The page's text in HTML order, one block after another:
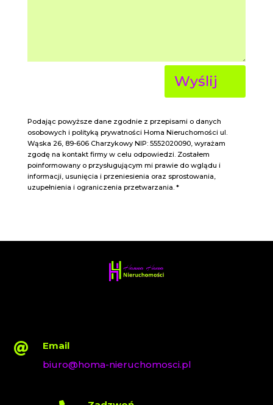
Wyślij
Podając powyższe dane zgodnie z przepisami o danych
osobowych i polityką prywatności Homa Nieruchomości ul.
Wąska 26, 89-606 Charzykowy NIP: 5552020090, wyrażam
zgodę na kontakt firmy w celu odpowiedzi. Zostałem
poinformowany o przysługującym mi prawie do wglądu i
informacji, usunięcia i przeniesienia oraz sprostowania,
uzupełnienia i ograniczenia przetwarzania. *

Email
biuro@homa-nieruchomosci.pl